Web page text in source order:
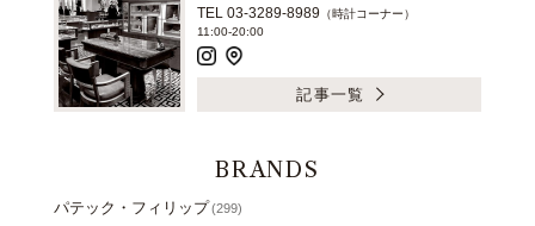
TEL 03-3289-8989 （時計コーナー）
11:00-20:00
記事一覧
BRANDS
パテック・フィリップ(299)